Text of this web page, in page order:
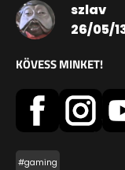
szlav
26/05/
KÖVESS MINKET!
#gaming